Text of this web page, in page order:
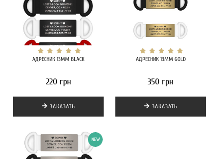
АДРЕСНИК 13MM BLACK
220 грн
ЗАКАЗАТЬ
АДРЕСНИК 13MM GOLD
350 грн
ЗАКАЗАТЬ
NEW